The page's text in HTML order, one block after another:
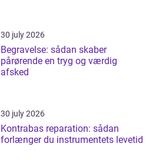
30 july 2026
Begravelse: sådan skaber
pårørende en tryg og værdig
afsked
30 july 2026
Kontrabas reparation: sådan
forlænger du instrumentets levetid